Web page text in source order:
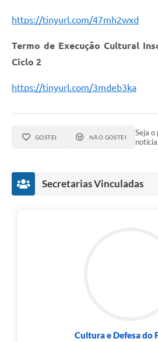
https://tinyurl.com/47mh2wxd
Termo de Execução Cultural
Ciclo 2
https://tinyurl.com/3mdeb3ka
GOSTEI NÃO GOSTEI
Seja
notícia.
Secretarias Vinculadas
Cultura e Defesa do